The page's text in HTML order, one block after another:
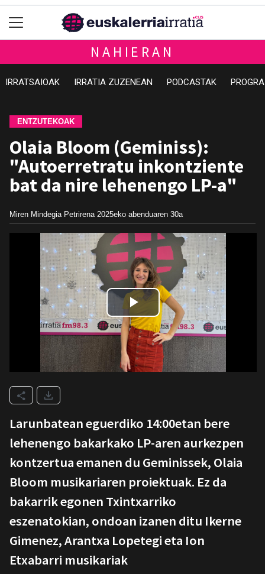
NAHIERAN
IRRATSAIOAK IRRATIA ZUZENEAN PODCASTAK
ENTZUTEKOAK
Olaia Bloom (Geminiss):
"Autoerretratu inkontziente
bat da nire lehenengo LP-a"
Miren Mindegia Petrirena 2025eko abenduaren 30a
Larunbatean eguerdiko 14:00etan bere
lehenengo bakarkako LP-aren aurkezpen
kontzertua emanen du Geminissek, Olaia
Bloom musikariaren proiektuak. Ez da
bakarrik egonen Txintxarriko
eszenatokian, ondoan izanen ditu Ikerne
Gimenez, Arantxa Lopetegi eta Ion
Etxabarri musikariak